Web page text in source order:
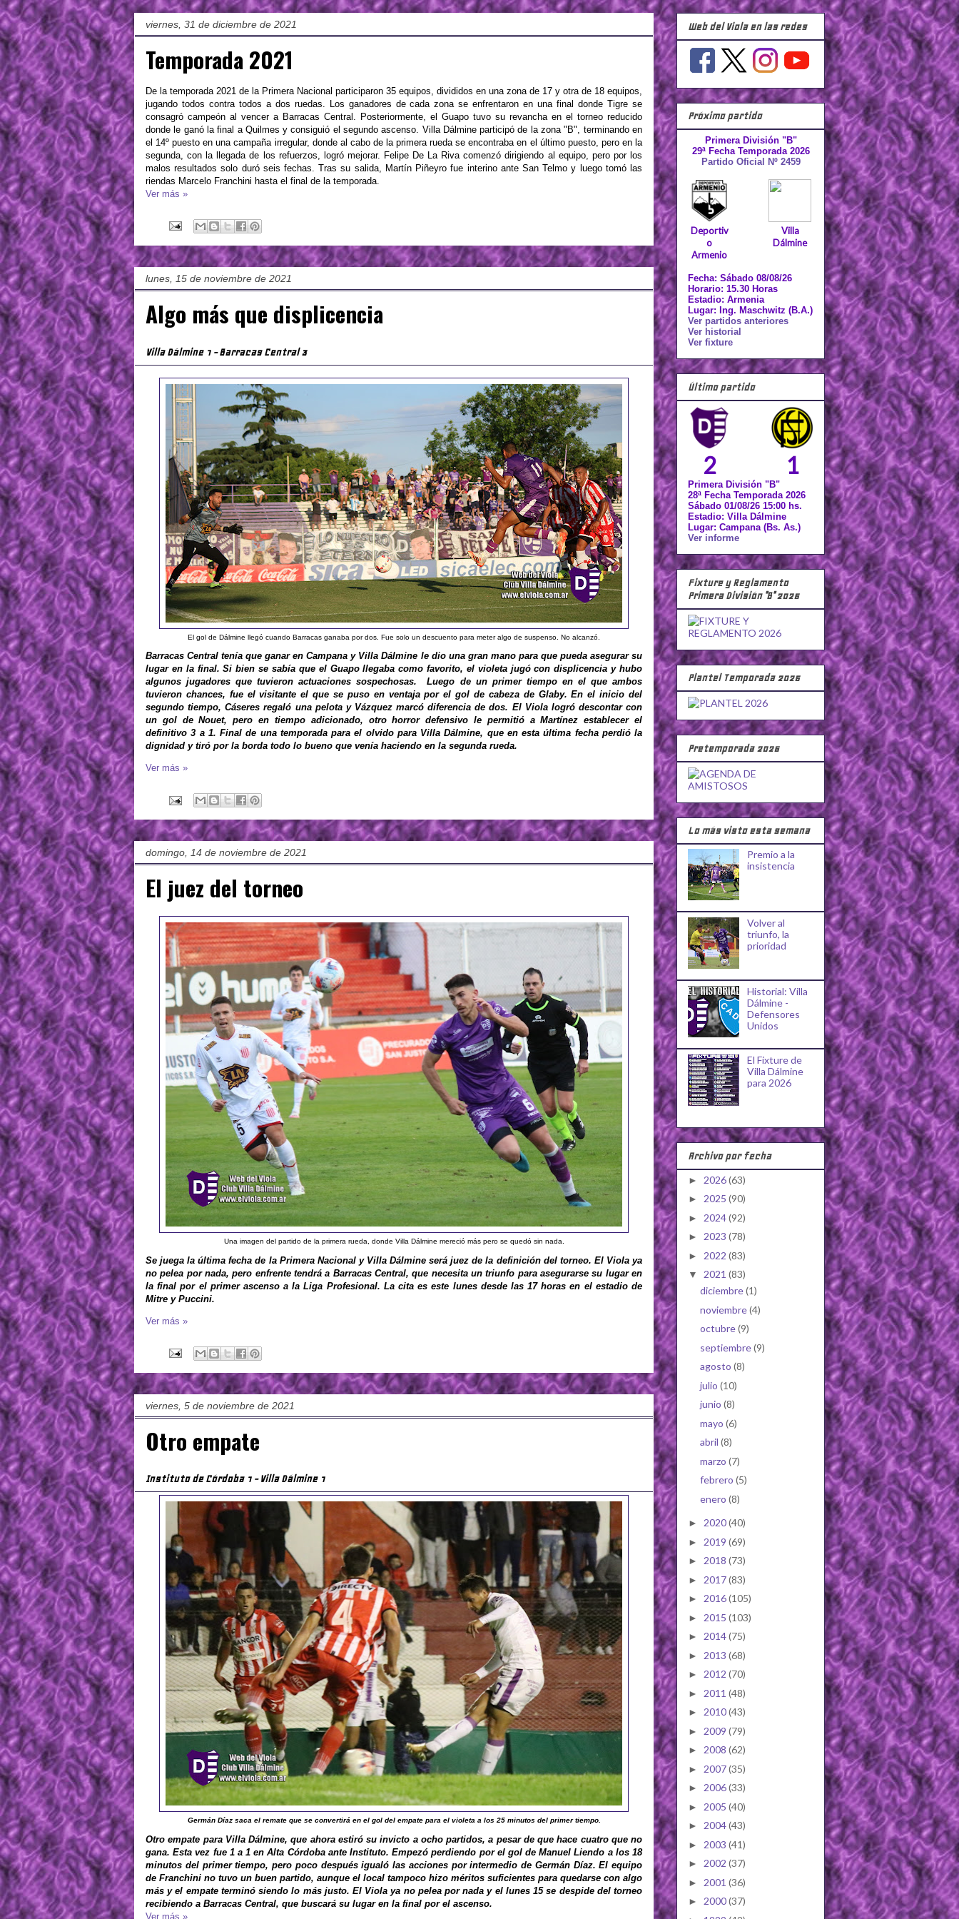
viernes, 31 de diciembre de 2021
Temporada 2021
De la temporada 2021 de la Primera Nacional participaron 35 equipos, divididos en una zona de 17 y otra de 18 equipos,
jugando todos contra todos a dos ruedas. Los ganadores de cada zona se enfrentaron en una final donde Tigre se
consagró campeón al vencer a Barracas Central. Posteriormente, el Guapo tuvo su revancha en el torneo reducido
donde le ganó la final a Quilmes y consiguió el segundo ascenso. Villa Dálmine participó de la zona "B", terminando en
el 14º puesto en una campaña irregular, donde al cabo de la primera rueda se encontraba en el último puesto, pero en la
segunda, con la llegada de los refuerzos, logró mejorar. Felipe De La Riva comenzó dirigiendo al equipo, pero por los
malos resultados solo duró seis fechas. Tras su salida, Martín Piñeyro fue interino ante San Telmo y luego tomó las
riendas Marcelo Franchini hasta el final de la temporada.
Ver más »
lunes, 15 de noviembre de 2021
Algo más que displicencia
Villa Dálmine 1 - Barracas Central 3
El gol de Dálmine llegó cuando Barracas ganaba por dos. Fue solo un descuento para meter algo de suspenso. No alcanzó.
Barracas Central tenía que ganar en Campana y Villa Dálmine le dio una gran mano para que pueda asegurar su
lugar en la final. Si bien se sabía que el Guapo llegaba como favorito, el violeta jugó con displicencia y hubo
algunos jugadores que tuvieron actuaciones sospechosas. Luego de un primer tiempo en el que ambos
tuvieron chances, fue el visitante el que se puso en ventaja por el gol de cabeza de Glaby. En el inicio del
segundo tiempo, Cáseres regaló una pelota y Vázquez marcó diferencia de dos. El Viola logró descontar con
un gol de Nouet, pero en tiempo adicionado, otro horror defensivo le permitió a Martínez establecer el
definitivo 3 a 1. Final de una temporada para el olvido para Villa Dálmine, que en esta última fecha perdió la
dignidad y tiró por la borda todo lo bueno que venía haciendo en la segunda rueda.
Ver más »
domingo, 14 de noviembre de 2021
El juez del torneo
Una imagen del partido de la primera rueda, donde Villa Dálmine mereció más pero se quedó sin nada.
Se juega la última fecha de la Primera Nacional y Villa Dálmine será juez de la definición del torneo. El Viola ya
no pelea por nada, pero enfrente tendrá a Barracas Central, que necesita un triunfo para asegurarse su lugar en
la final por el primer ascenso a la Liga Profesional. La cita es este lunes desde las 17 horas en el estadio de
Mitre y Puccini.
Ver más »
viernes, 5 de noviembre de 2021
Otro empate
Instituto de Córdoba 1 - Villa Dálmine 1
Germán Díaz saca el remate que se convertirá en el gol del empate para el violeta a los 25 minutos del primer tiempo.
Otro empate para Villa Dálmine, que ahora estiró su invicto a ocho partidos, a pesar de que hace cuatro que no
gana. Esta vez fue 1 a 1 en Alta Córdoba ante Instituto. Empezó perdiendo por el gol de Manuel Liendo a los 18
minutos del primer tiempo, pero poco después igualó las acciones por intermedio de Germán Díaz. El equipo
de Franchini no tuvo un buen partido, aunque el local tampoco hizo méritos suficientes para quedarse con algo
más y el empate terminó siendo lo más justo. El Viola ya no pelea por nada y el lunes 15 se despide del torneo
recibiendo a Barracas Central, que buscará su lugar en la final por el ascenso.
Ver más »
Web del Viola en las redes
Próximo partido
Primera División "B"
29ª Fecha Temporada 2026
Partido Oficial Nº 2459
Deportiv
o
Armenio
Villa
Dálmine
Fecha: Sábado 08/08/26
Horario: 15.30 Horas
Estadio: Armenia
Lugar: Ing. Maschwitz (B.A.)
Ver partidos anteriores
Ver historial
Ver fixture
Último partido
2 1
Primera División "B"
28ª Fecha Temporada 2026
Sábado 01/08/26 15:00 hs.
Estadio: Villa Dálmine
Lugar: Campana (Bs. As.)
Ver informe
Fixture y Reglamento
Primera División "B" 2026
Plantel Temporada 2026
Pretemporada 2026
Lo más visto esta semana
Premio a la
insistencia
Volver al
triunfo, la
prioridad
Historial: Villa
Dálmine -
Defensores
Unidos
El Fixture de
Villa Dálmine
para 2026
Archivo por fecha
► 2026(63)
► 2025 (90)
► 2024(92)
► 2023 (78)
► 2022 (83)
▼ 2021 (83)
diciembre(1)
noviembre(4)
octubre(9)
septiembre(9)
agosto (8)
julio (10)
junio (8)
mayo (6)
abril (8)
marzo (7)
febrero (5)
enero (8)
► 2020(40)
► 2019 (69)
► 2018 (73)
► 2017(83)
► 2016(105)
► 2015 (103)
► 2014(75)
► 2013 (68)
► 2012 (70)
► 2011 (48)
► 2010(43)
► 2009 (79)
► 2008 (62)
► 2007(35)
► 2006(33)
► 2005 (40)
► 2004(43)
► 2003 (41)
► 2002 (37)
► 2001 (36)
► 2000(37)